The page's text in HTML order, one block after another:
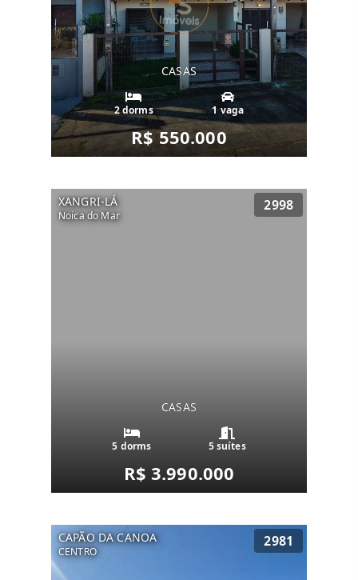
CASAS
2 dorms 1 vaga
R$ 550.000
XANGRI-LÁ
Noica do Mar
2998
CASAS
5 dorms 5 suítes
R$ 3.990.000
CAPÃO DA CANOA
CENTRO
2981